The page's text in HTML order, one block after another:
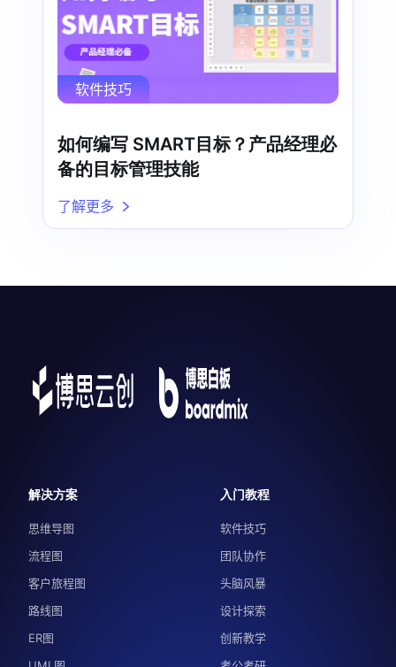
软件技巧
如何编写 SMART目标？产品经理必
备的目标管理技能
了解更多
解决方案
思维导图
流程图
客户旅程图
路线图
ER图
入门教程
软件技巧
团队协作
头脑风暴
设计探索
创新教学